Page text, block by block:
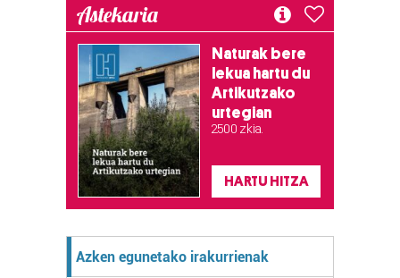
Astekaria
Naturak bere
lekua hartu du
Artikutzako
urtegian
2.500 zkia.
HARTU HITZA
Azken egunetako irakurrienak